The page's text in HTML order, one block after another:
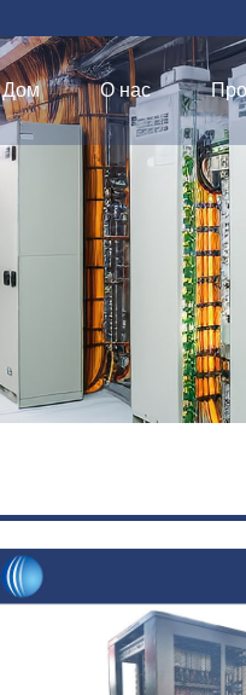
Дом О нас